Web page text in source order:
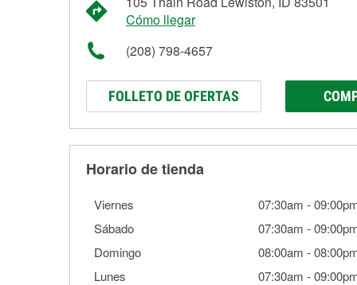
Cómo llegar
(208) 798-4657
FOLLETO DE OFERTAS
Horario de tienda
Viernes 07:30am -
Sábado
07:30am -
Domingo
08:00am -
Lunes
07:30am -